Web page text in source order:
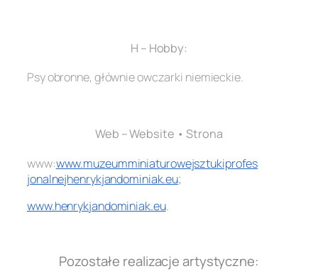
H – Hobby:
Psy obronne, głównie owczarki niemieckie.
Web – Website • Strona
www:www.muzeumminiaturowejsztukiprofes
jonalnejhenrykjandominiak.eu;
www.henrykjandominiak.eu.
Pozostałe realizacje artystyczne: